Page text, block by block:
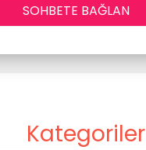
SOHBETE BAĞLAN
Kategoriler